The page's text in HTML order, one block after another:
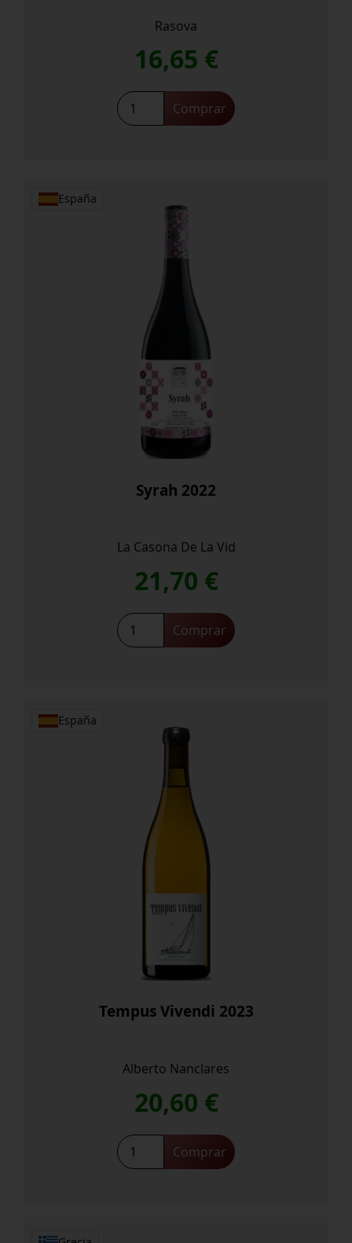
Rasova
16,65 €
SUR
MER
Comprar
España
Syrah 2022
La Casona De La Vid
21,70 €
Syrah
2022
Comprar
España
Tempus Vivendi 2023
Alberto Nanclares
20,60 €
Tempus
Vivendi
Comprar